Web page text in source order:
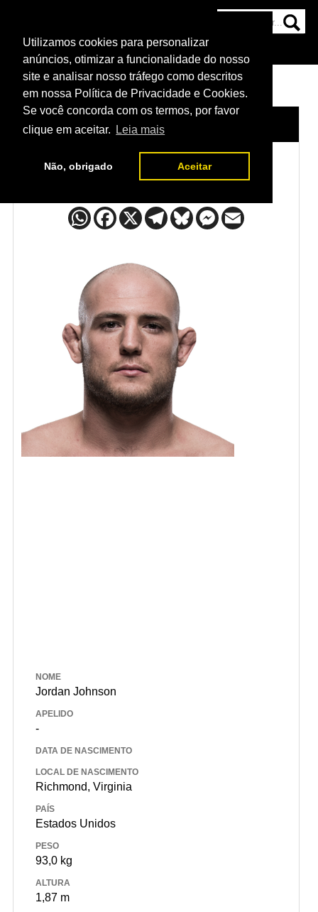
Utilizamos cookies para personalizar
anúncios, otimizar a funcionalidade do nosso
site e analisar nosso tráfego como descritos
em nossa Política de Privacidade e Cookies.
Se você concorda com os termos, por favor
clique em aceitar.
Leia mais
Não, obrigado Aceitar
NOTÍCIAS
HOME LUTADORES /
Jordan Johnson
NOME
Jordan Johnson
APELIDO
-
DATA DE NASCIMENTO
LOCAL DE NASCIMENTO
Richmond, Virginia
PAÍS
Estados Unidos
PESO
93,0 kg
ALTURA
1,87 m